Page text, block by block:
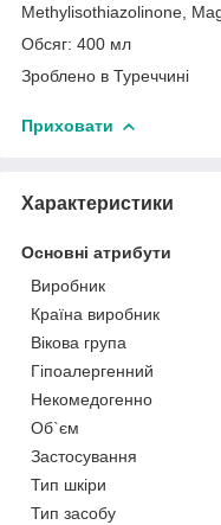
Methylisothiazolinone,
Обсяг: 400 мл
Зроблено в Туреччині
Приховати
Характеристики
Основні атрибути
Виробник
Країна виробник
Вікова група
Гіпоалергенний
Некомедогенно
Об`єм
Застосування
Тип шкіри
Тип засобу